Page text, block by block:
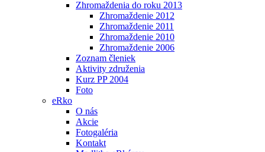
Zhromaždenia do roku 2013
Zhromaždenie 2012
Zhromaždenie 2011
Zhromaždenie 2010
Zhromaždenie 2006
Zoznam členiek
Aktivity združenia
Kurz PP 2004
Foto
eRko
O nás
Akcie
Fotogaléria
Kontakt